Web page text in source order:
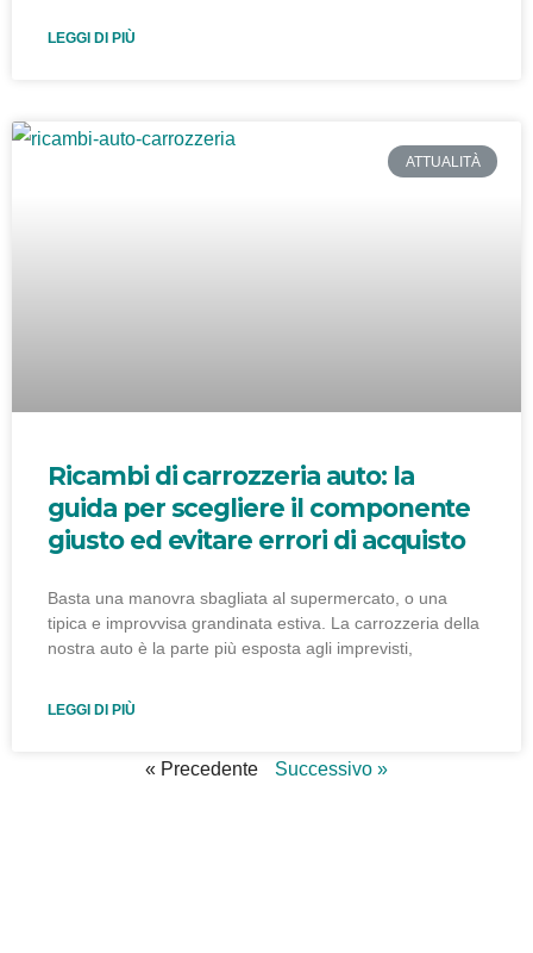
LEGGI DI PIÙ
ATTUALITÀ
Ricambi di carrozzeria auto: la
guida per scegliere il componente
giusto ed evitare errori di acquisto
Basta una manovra sbagliata al supermercato, o una
tipica e improvvisa grandinata estiva. La carrozzeria della
nostra auto è la parte più esposta agli imprevisti,
LEGGI DI PIÙ
« Precedente Successivo »